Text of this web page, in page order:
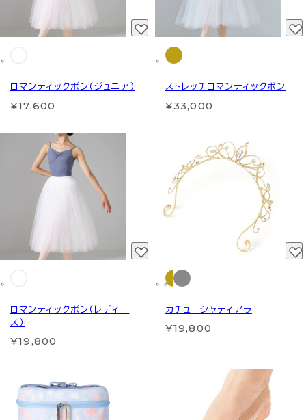
ロマンティックボン（ジュニア）
¥17,600
ストレッチロマンティックボン
¥33,000
ロマンティックボン（レディー
ス）
¥19,800
カチューシャティアラ
¥19,800